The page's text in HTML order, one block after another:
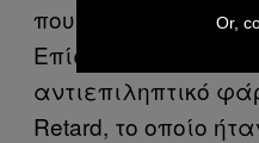
που δεν βοήθησε
Επίσης, άρχισα να
αντιεπιληπτικό
Retard, το οποίο
Or,